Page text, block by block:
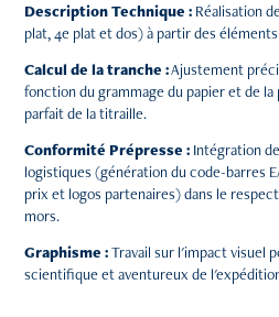
Description Technique : Réalisation
plat, 4e plat et dos) à partir des
Calcul de la tranche :Ajustement
fonction du grammage du papier et de
parfait de la titraille.
Conformité Prépresse : Intégration
logistiques (génération du code-barres
prix et logos partenaires) dans le
mors.
Graphisme :Travail sur l'impact visuel
scientifique et aventureux de